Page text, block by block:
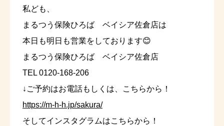
私ども、
まるつう保険ひろば ベイシア佐倉店は
本日も明日も営業をしております😊
まるつう保険ひろば ベイシア佐倉店
TEL 0120-168-206
↓ご予約はお電話もしくは、こちらから！
https://m-h-h.jp/sakura/
そしてインスタグラムはこちらから！